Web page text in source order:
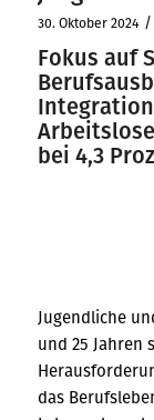
30. Oktober 2024 /
Fokus auf
bei 4,3
Jugendliche
und 25 Jahren
das